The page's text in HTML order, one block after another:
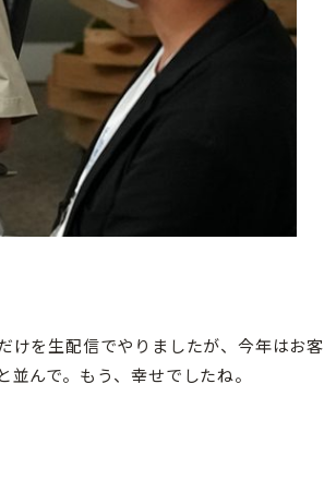
けを生配信でやりましたが、今年はお客
んで。もう、幸せでしたね。